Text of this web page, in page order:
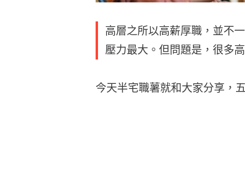
高層之所以高薪厚職，並不
壓力最大。但問題是，很多
今天半宅職薯就和大家分享，